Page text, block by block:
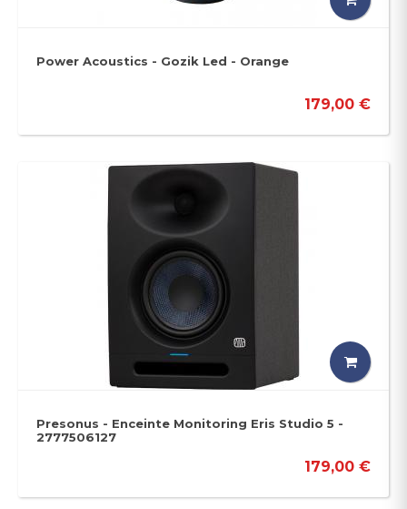
Power Acoustics - Gozik Led - Orange
179,00 €
Presonus - Enceinte Monitoring Eris Studio 5 -
2777506127
179,00 €